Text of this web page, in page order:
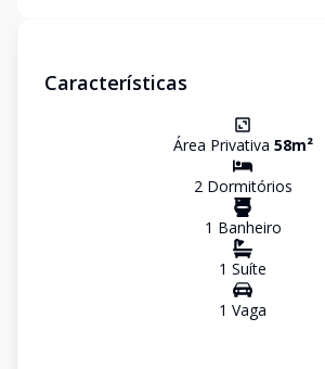
Características
Área Privativa 58m²
2Dormitórios
1 Banheiro
1 Suíte
1 Vaga